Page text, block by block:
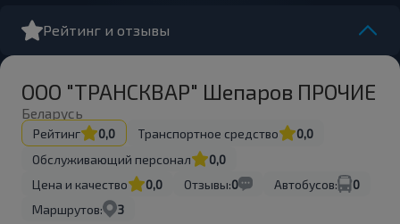
Рейтинг и отзывы
ООО "ТРАНСКВАР" Шепаров ПРОЧИЕ
Беларусь
Рейтинг 0,0 Транспортное средство
0,0
Обслуживающий персонал
0,0
Цена и качество
0,0 Отзывы:0 Автобусов:
0
Маршрутов:
3